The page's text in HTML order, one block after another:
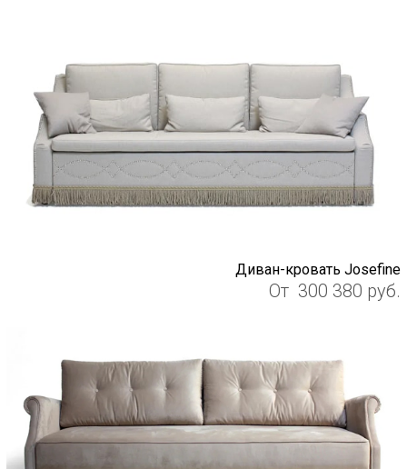
Диван-кровать Josefine
От 300 380 руб.